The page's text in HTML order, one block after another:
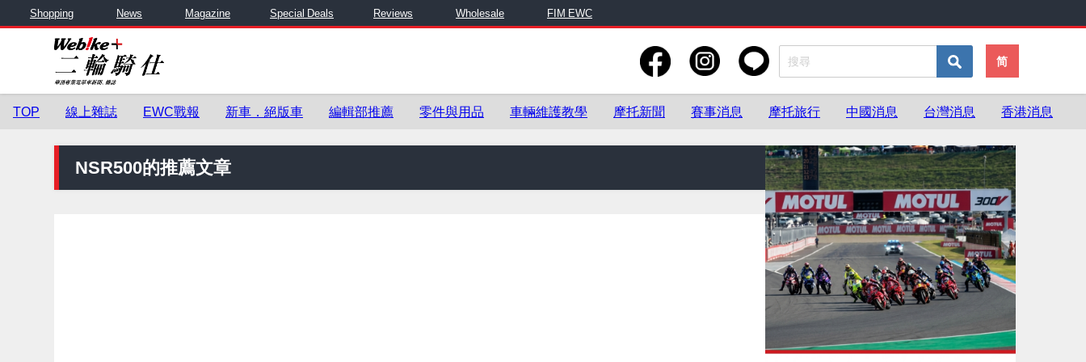
Shopping News Magazine Special Deals Reviews Wholesale FIM EWC
简
TOP 線上雜誌 EWC戰報 新車．絕版車 編輯部推薦 零件與用品 車輛維護教學 摩托新聞 賽事消息 摩托旅行 中國消息 台灣消息 香港消息
NSR500的推薦文章
新車．絕版車